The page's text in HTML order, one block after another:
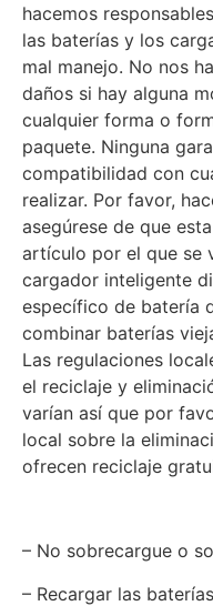
hacemos
las baterías y los
mal manejo. No nos
daños si hay alguna
cualquier forma o
paquete. Ninguna
compatibilidad con
realizar. Por favor,
asegúrese de que
artículo por el que se
cargador inteligente
específico de batería
combinar baterías
Las regulaciones
el reciclaje y
varían así que por
local sobre la
ofrecen reciclaje
– No sobrecargue o
– Recargar las